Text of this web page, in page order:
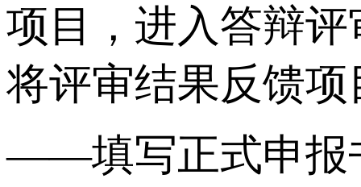
项目，进入答辩
将评审结果反馈
——填写正式申报